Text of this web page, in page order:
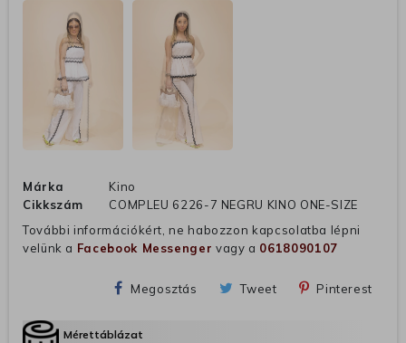
Márka
Kino
Cikkszám
COMPLEU 6226-7 NEGRU KINO ONE-SIZE
További információkért, ne habozzon kapcsolatba lépni
velünk a Facebook Messenger vagy a 0618090107
Megosztás Tweet Pinterest
Mérettáblázat